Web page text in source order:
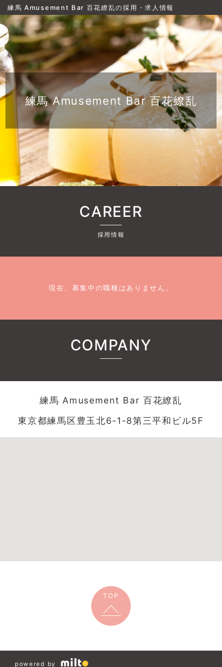
練馬 Amusement Bar 百花繚乱の採用・求人情報
練馬 Amusement Bar 百花繚乱
CAREER
採用情報
現在、募集中の職種はありません。
COMPANY
練馬 Amusement Bar 百花繚乱
東京都練馬区豊玉北6-1-8第三平和ビル5F
TOP
powered by